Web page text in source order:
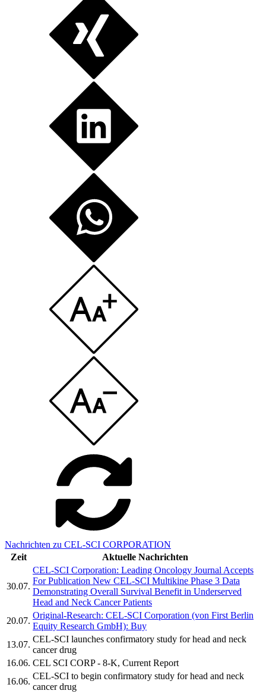
Nachrichten zu CEL-SCI CORPORATION
Zeit
Aktuelle Nachrichten
30.07.
CEL-SCI Corporation: Leading Oncology Journal Accepts
For Publication New CEL-SCI Multikine Phase 3 Data
Demonstrating Overall Survival Benefit in Underserved
Head and Neck Cancer Patients
20.07.
Original-Research: CEL-SCI Corporation (von First Berlin
Equity Research GmbH): Buy
13.07.
CEL-SCI launches confirmatory study for head and neck
cancer drug
16.06. CEL SCI CORP - 8-K, Current Report
16.06.
CEL-SCI to begin confirmatory study for head and neck
cancer drug